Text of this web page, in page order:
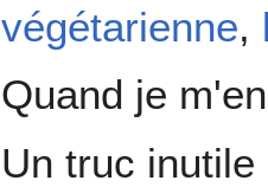
végétarienne,
Quand je
Un truc